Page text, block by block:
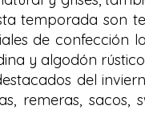
temporada son
de confección
y algodón
del
remeras, sacos,